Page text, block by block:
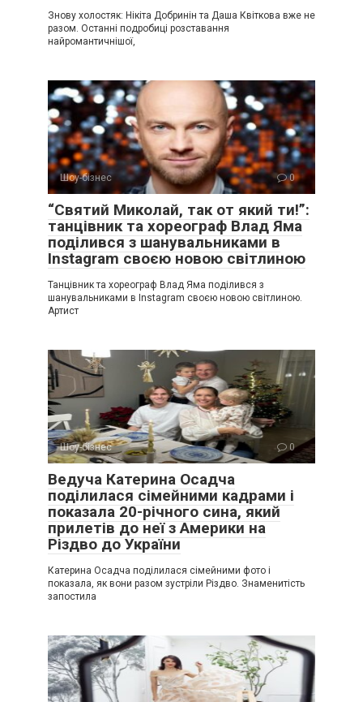
Знову холостяк: Нікіта Добринін та Даша Квіткова вже не
разом. Останні подробиці розставання
найромантичнішої,
Шоу-бізнес 0
“Святий Миколай, так от який ти!”:
танцівник та хореограф Влад Яма
поділився з шанувальниками в
Instagram своєю новою світлиною
Танцівник та хореограф Влад Яма поділився з
шанувальниками в Instagram своєю новою світлиною.
Артист
Шоу-бізнес 0
Ведуча Катерина Осадча
поділилася сімейними кадрами і
показала 20-річного сина, який
прилетів до неї з Америки на
Різдво до України
Катерина Осадча поділилася сімейними фото і
показала, як вони разом зустріли Різдво. Знаменитість
запостила